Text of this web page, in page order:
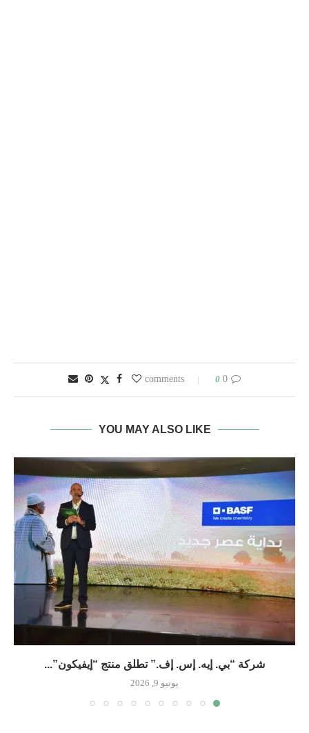
0 comments
0
YOU MAY ALSO LIKE
شركة “بي. إيه. إس. إف.” تطلق منتج “إيفيكون”...
يونيو 9, 2026